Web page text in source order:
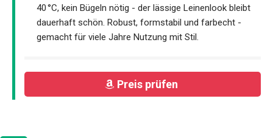
40 °C, kein Bügeln nötig - der lässige Leinenlook bleibt
dauerhaft schön. Robust, formstabil und farbecht -
gemacht für viele Jahre Nutzung mit Stil.
Preis prüfen